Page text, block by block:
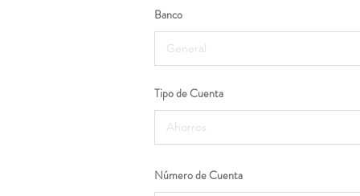
Banco
Tipo de Cuenta
Número de Cuenta